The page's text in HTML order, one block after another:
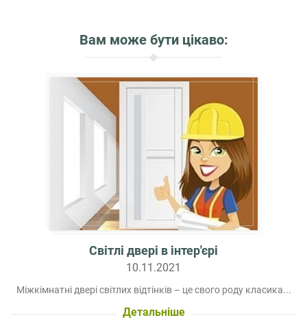
Вам може бути цікаво:
Світлі двері в інтер'єрі
10.11.2021
Міжкімнатні двері світлих відтінків – це свого роду класика...
Детальніше